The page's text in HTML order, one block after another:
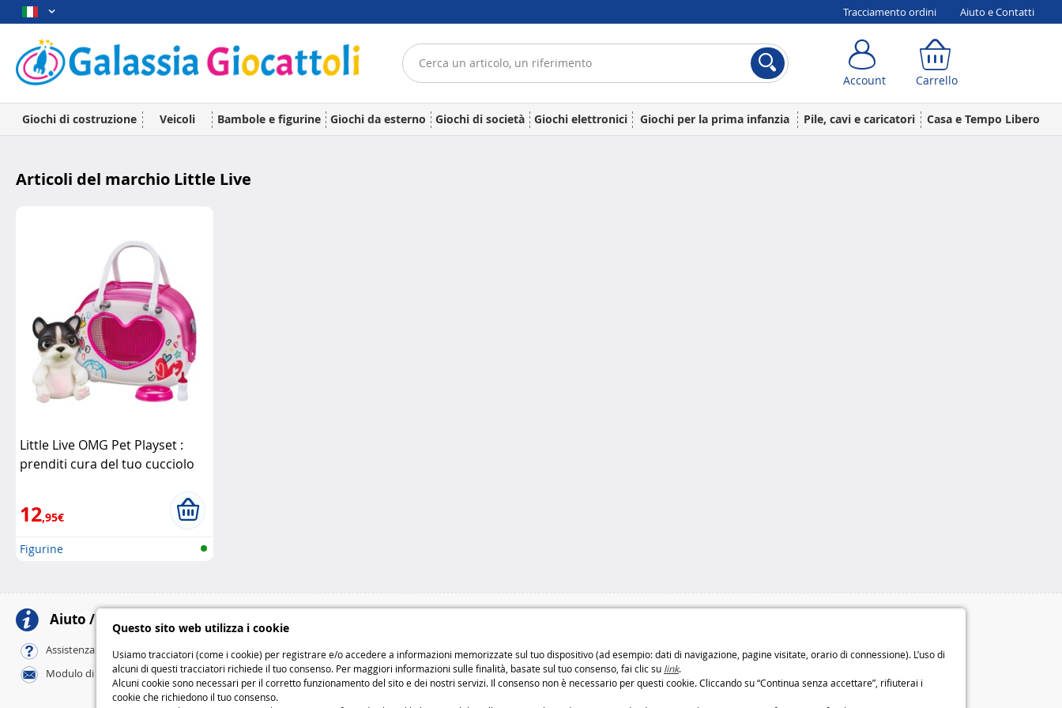
Questo sito web utilizza i cookie
Usiamo tracciatori (come i cookie) per registrare e/o accedere a informazioni memorizzate sul tuo dispositivo (ad esempio: dati di navigazione, pagine visitate, orario di connessione). L’uso di
alcuni di questi tracciatori richiede il tuo consenso. Per maggiori informazioni sulle finalità, basate sul tuo consenso, fai clic su link.
Alcuni cookie sono necessari per il corretto funzionamento del sito e dei nostri servizi. Il consenso non è necessario per questi cookie. Cliccando su “Continua senza accettare”, rifiuterai i
cookie che richiedono il tuo consenso.
Tracciamento ordini Aiuto e Contatti
Account Carrello
Giochi di costruzione Veicoli Bambole e figurine Giochi da esterno Giochi di società Giochi elettronici Giochi per la prima infanzia Pile, cavi e caricatori Casa e Tempo Libero
Articoli del marchio Little Live
Little Live OMG Pet Playset :
prenditi cura del tuo cucciolo
12,95€
Figurine
Aiuto / Contatti
Assistenza online / FAQ
Modulo di contatto
Standard
: 6,99 € da 3 a 4 giorni
Express
: 9,99 € da 2 a 3 giorni
Metodi di pagamento
Diritto di recesso di 14 giorni
Chi siamo
Condizioni generali di vendita
Account Carrello